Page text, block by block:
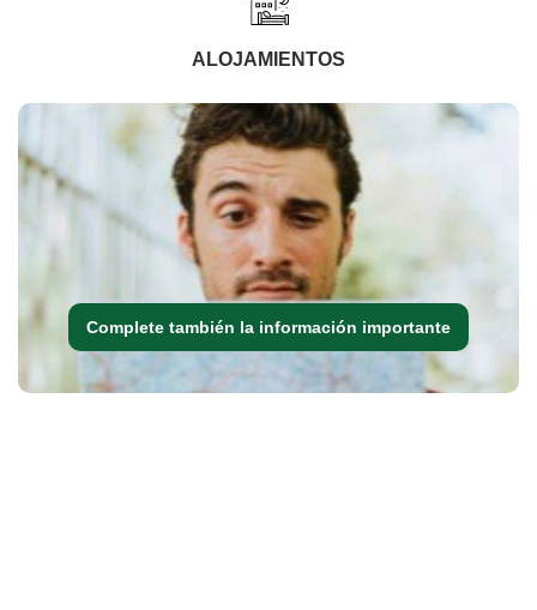
ALOJAMIENTOS
Complete también la información importante